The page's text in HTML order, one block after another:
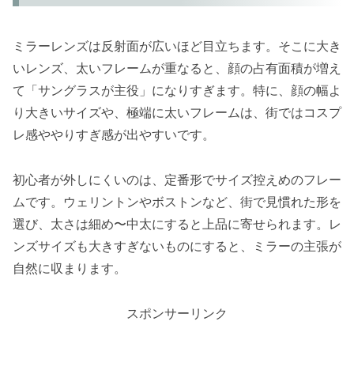
ミラーレンズは反射面が広いほど目立ちます。そこに大き
いレンズ、太いフレームが重なると、顔の占有面積が増え
て「サングラスが主役」になりすぎます。特に、顔の幅よ
り大きいサイズや、極端に太いフレームは、街ではコスプ
レ感ややりすぎ感が出やすいです。
初心者が外しにくいのは、定番形でサイズ控えめのフレー
ムです。ウェリントンやボストンなど、街で見慣れた形を
選び、太さは細め〜中太にすると上品に寄せられます。レ
ンズサイズも大きすぎないものにすると、ミラーの主張が
自然に収まります。
スポンサーリンク